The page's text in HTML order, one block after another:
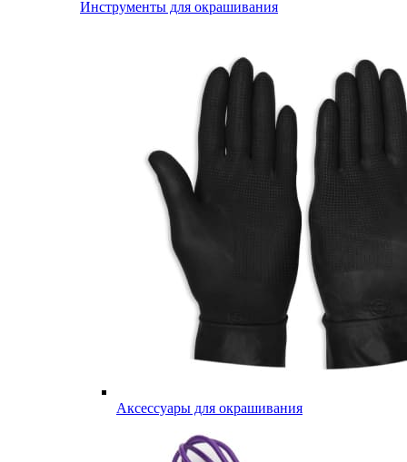
Инструменты для окрашивания
Аксессуары для окрашивания